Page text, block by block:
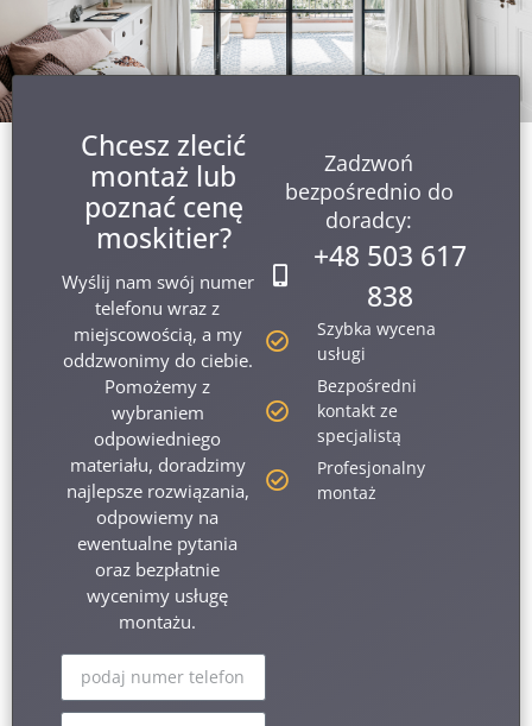
Chcesz zlecić
montaż lub
poznać cenę
moskitier?
Wyślij nam swój numer
telefonu wraz z
miejscowością, a my
oddzwonimy do ciebie.
Pomożemy z
wybraniem
odpowiedniego
materiału, doradzimy
najlepsze rozwiązania,
odpowiemy na
ewentualne pytania
oraz bezpłatnie
wycenimy usługę
montażu.
Zadzwoń
bezpośrednio do
doradcy:
+48 503 617
838
Szybka wycena
usługi
Bezpośredni
kontakt ze
specjalistą
Profesjonalny
montaż